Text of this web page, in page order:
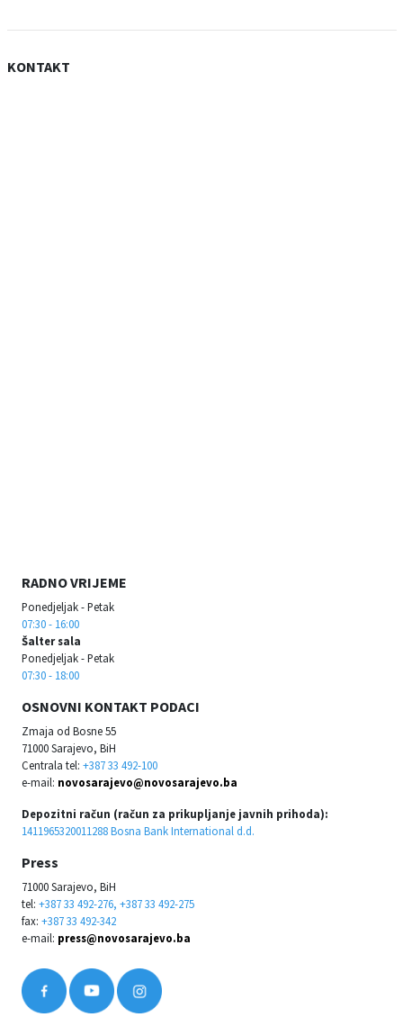
KONTAKT
RADNO VRIJEME
Ponedjeljak - Petak
07:30 - 16:00
Šalter sala
Ponedjeljak - Petak
07:30 - 18:00
OSNOVNI KONTAKT PODACI
Zmaja od Bosne 55
71000 Sarajevo, BiH
Centrala tel: +387 33 492-100
e-mail: novosarajevo@novosarajevo.ba
Depozitni račun (račun za prikupljanje javnih prihoda):
1411965320011288 Bosna Bank International d.d.
Press
71000 Sarajevo, BiH
tel: +387 33 492-276, +387 33 492-275
fax: +387 33 492-342
e-mail: press@novosarajevo.ba